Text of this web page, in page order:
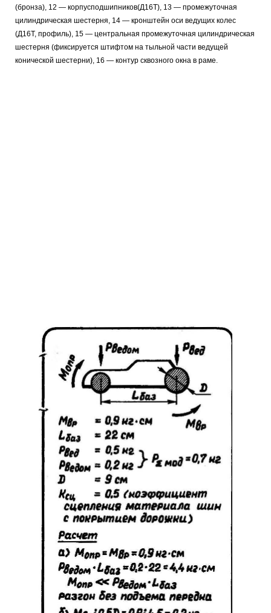
(бронза), 12 — корпусподшипников(Д16Т), 13 — промежуточная
цилиндрическая шестерня, 14 — кронштейн оси ведущих колес
(Д16Т, профиль), 15 — центральная промежуточная цилиндрическая
шестерня (фиксируется штифтом на тыльной части ведущей
конической шестерни), 16 — контур сквозного окна в раме.